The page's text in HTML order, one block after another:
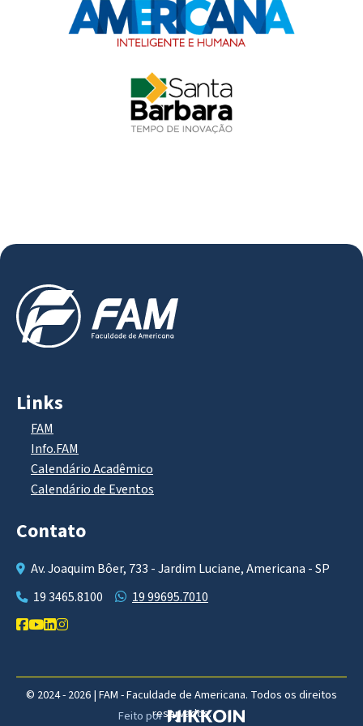
Links
FAM
Info.FAM
Calendário Acadêmico
Calendário de Eventos
Contato
Av. Joaquim Bôer, 733 - Jardim Luciane, Americana - SP
19 3465.8100
19 99695.7010
© 2024 - 2026 | FAM - Faculdade de Americana. Todos os direitos
reservados.
Feito por